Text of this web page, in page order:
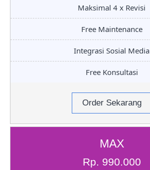
Maksimal 4 x Revisi
Free Maintenance
Integrasi Sosial Media
Free Konsultasi
Order Sekarang
MAX
Rp. 990.000